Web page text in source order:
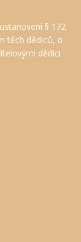
§ 172
těch dědiců, o
dědici